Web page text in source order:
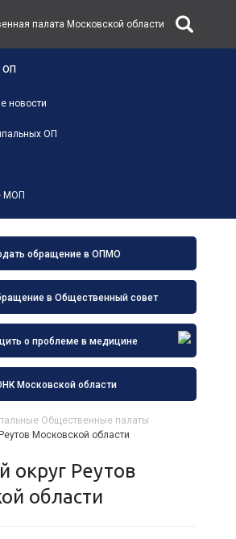
обращение в ОПМО
в Общественный совет
о проблеме в медицине
Московской области
ОП
новости
ОП
МОП
Общественные палаты
Московской области
области